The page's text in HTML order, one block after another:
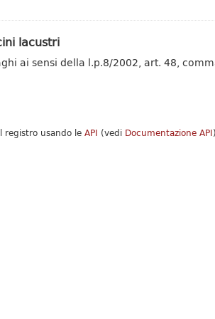
lacustri
ai sensi della l.p.8/2002, art. 48,
registro usando le API (vedi Documentazione API